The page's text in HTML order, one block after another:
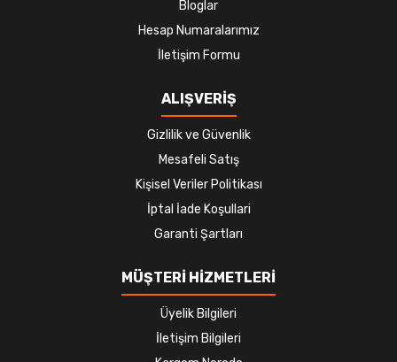
Bloglar
Hesap Numaralarımız
İletişim Formu
ALIŞVERİŞ
Gizlilik ve Güvenlik
Mesafeli Satış
Kişisel Veriler Politikası
İptal İade Koşullari
Garanti Şartları
MÜŞTERİ HİZMETLERİ
Üyelik Bilgileri
İletişim Bilgileri